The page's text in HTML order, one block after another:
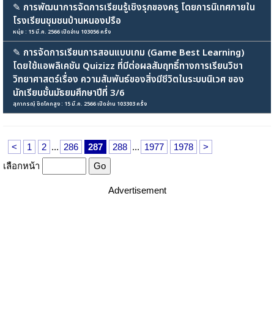
✎ การพัฒนาการจัดการเรียนรู้เชิงรุกของครู โดยการนิเทศภายใน
โรงเรียนชุมชนบ้านหนองปรือ
หนุ่ย : 15 มี.ค. 2566 เปิดอ่าน 103056 ครั้ง
✎ การจัดการเรียนการสอนแบบเกม (Game Best Learning)
โดยใช้แอพลิเคชัน Quizizz ที่มีต่อผลสัมฤทธิ์ทางการเรียนวิชา
วิทยาศาสตร์เรื่อง ความสัมพันธ์ของสิ่งมีชีวิตในระบบนิเวศ ของ
นักเรียนชั้นมัธยมศึกษาปีที่ 3/6
สุภาภรณ์ฺ ชิดโคกสูง : 15 มี.ค. 2566 เปิดอ่าน 103303 ครั้ง
< 1 2 ... 286 287 288 ... 1977 1978
>
เลือกหน้า
Advertisement